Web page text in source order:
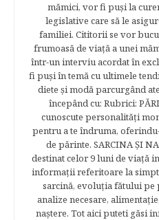
mămici, vor fi puşi la
legislative care să le
familiei. Cititorii se vor
frumoasă de viață a unei
într-un interviu acordat în
fi puşi în temă cu ultimele
diete şi modă parcurgând
începând cu: Rubrici:
cunoscute personalităţi
pentru a te îndruma,
de părinte. SARCINA ŞI
destinat celor 9 luni de viaţă
informaţii referitoare la
sarcină, evoluţia fătului pe
analize necesare,
naştere. Tot aici puteti găsi